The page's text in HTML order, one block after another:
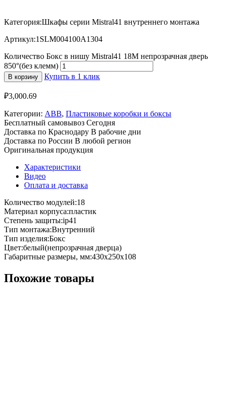
Категория:Шкафы серии Mistral41 внутреннего монтажа
Артикул:1SLM004100A1304
Количество Бокс в нишу Mistral41 18М непрозрачная дверь
850°(без клемм)
В корзину Купить в 1 клик
₽3,000.69
Категории: ABB, Пластиковые коробки и боксы
Бесплатный самовывоз Сегодня
Доставка по Краснодару В рабочие дни
Доставка по России В любой регион
Оригинальная продукция
Характеристики
Видео
Оплата и доставка
Количество модулей:18
Материал корпуса:пластик
Степень защиты:ip41
Тип монтажа:Внутренний
Тип изделия:Бокс
Цвет:белый(непрозрачная дверца)
Габаритные размеры, мм:430x250x108
Похожие товары